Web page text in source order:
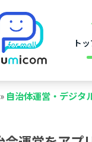
ト
» 自治体運営・デジタ